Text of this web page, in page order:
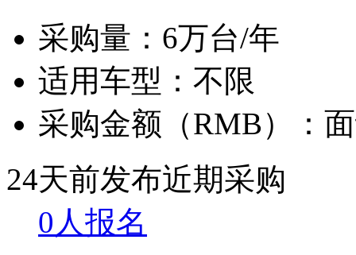
采购量： 6万台/年
适用车型： 不限
采购金额（RMB）：
24天前发布近期采购
0人报名